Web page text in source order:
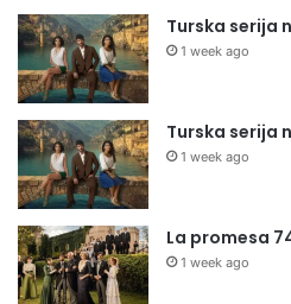
Turska serija
1 week ago
Turska serija
1 week ago
La promesa
1 week ago